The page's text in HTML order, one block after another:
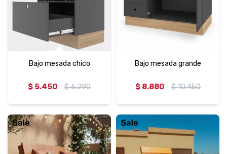
Bajo mesada chico
$ 5.450 $ 6.290
Bajo mesada grande
$ 8.880 $ 10.450